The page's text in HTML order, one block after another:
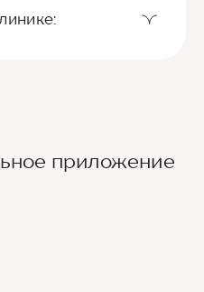
приложение